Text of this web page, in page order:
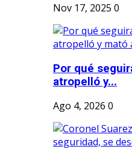
Nov 17, 2025 0
Por qué
atropelló y...
Ago 4, 2026 0